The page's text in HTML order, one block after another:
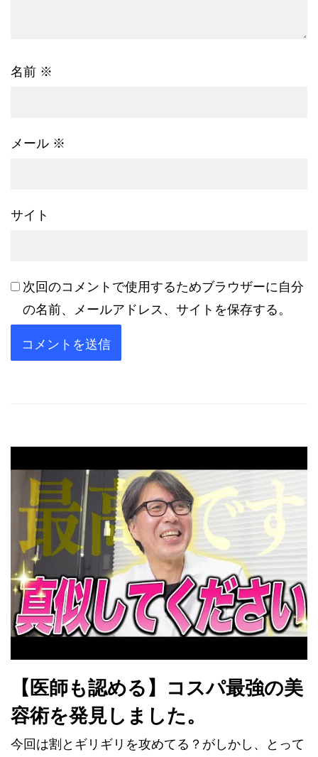
名前 ※
メール ※
サイト
次回のコメントで使用するためブラウザーに自分
の名前、メールアドレス、サイトを保存する。
【医師も認める】コスパ最強の美
容術を発見しました。
今回は割とギリギリを攻めてる？がしかし、とって